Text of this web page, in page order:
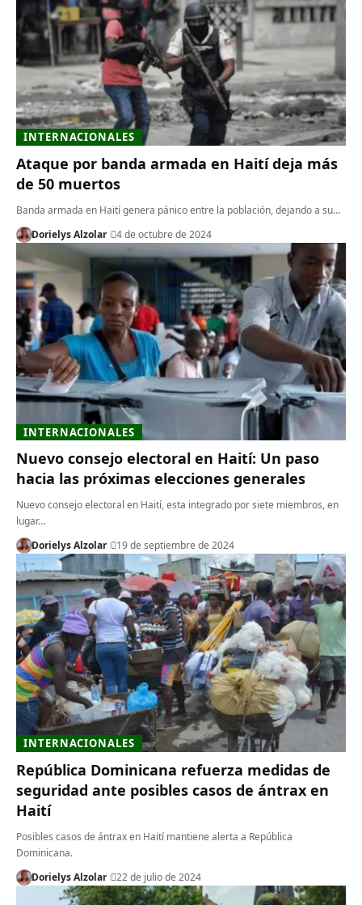
INTERNACIONALES
Ataque por banda armada en Haití deja más
de 50 muertos
Banda armada en Haití genera pánico entre la población, dejando a su…
Dorielys Alzolar
4 de octubre de 2024
INTERNACIONALES
Nuevo consejo electoral en Haití: Un paso
hacia las próximas elecciones generales
Nuevo consejo electoral en Haití, esta integrado por siete miembros, en
lugar…
Dorielys Alzolar
19 de septiembre de 2024
INTERNACIONALES
República Dominicana refuerza medidas de
seguridad ante posibles casos de ántrax en
Haití
Posibles casos de ántrax en Haití mantiene alerta a República
Dominicana.
Dorielys Alzolar
22 de julio de 2024